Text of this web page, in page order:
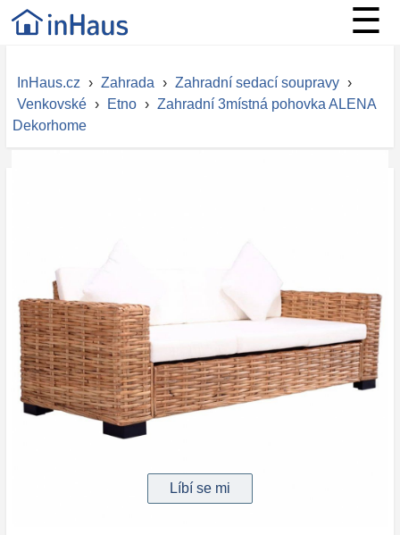
☰
InHaus.cz › Zahrada › Zahradní sedací soupravy ›
Venkovské › Etno › Zahradní 3místná pohovka ALENA
Dekorhome